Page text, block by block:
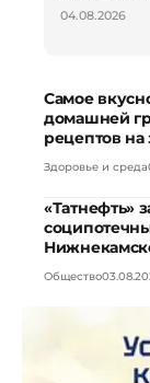
04.08.2026
Самое
домашней
рецептов на
Здоровье и среда
«Татнефть»
Общество